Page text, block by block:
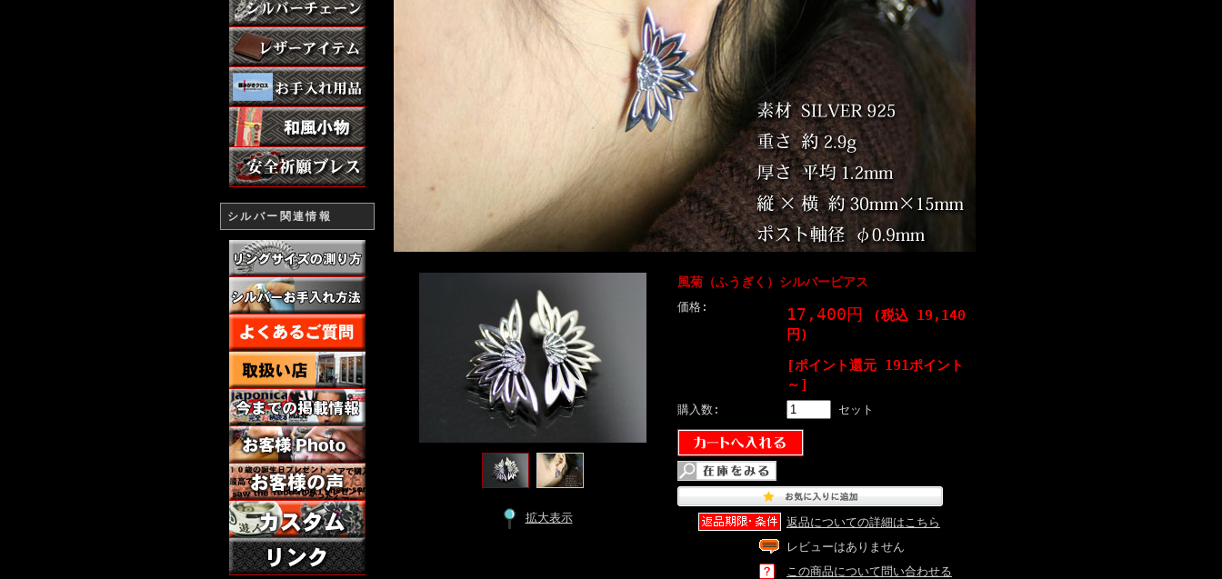
シルバー関連情報
拡大表示
風菊（ふうぎく）シルバーピアス
価格: 17,400円
(税込 19,140
円)
[ポイント還元 191ポイント
～]
購入数: セット
返品についての詳細はこちら
レビューはありません
この商品について問い合わせる